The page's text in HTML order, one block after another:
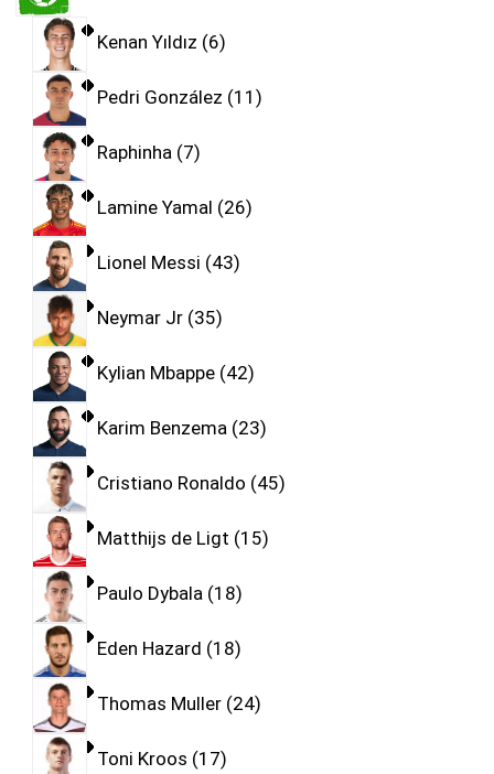
Kenan Yıldız 6
Pedri González 11
Raphinha 7
Lamine Yamal 26
Lionel Messi 43
Neymar Jr 35
Kylian Mbappe 42
Karim Benzema 23
Cristiano Ronaldo 45
Matthijs de Ligt 15
Paulo Dybala 18
Eden Hazard 18
Thomas Muller 24
Toni Kroos 17